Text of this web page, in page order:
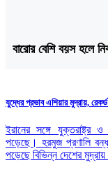
বারোর বেশি বয়স হলে
যুদ্ধের প্রভাব এশিয়ার মুদ্রায়,
ইরানের সঙ্গে যুক্তরাষ্ট্র
পড়েছে। হরমুজ প্রণালি বন্ধ
পড়েছে বিভিন্ন দেশের